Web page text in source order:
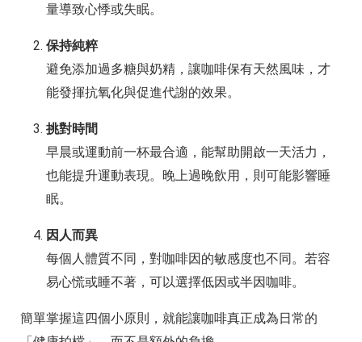
量導致心悸或失眠。
保持純粹
避免添加過多糖與奶精，讓咖啡保有天然風味，才
能發揮抗氧化與促進代謝的效果。
挑對時間
早晨或運動前一杯最合適，能幫助開啟一天活力，
也能提升運動表現。晚上過晚飲用，則可能影響睡
眠。
因人而異
每個人體質不同，對咖啡因的敏感度也不同。若容
易心慌或睡不著，可以選擇低因或半因咖啡。
簡單掌握這四個小原則，就能讓咖啡真正成為日常的